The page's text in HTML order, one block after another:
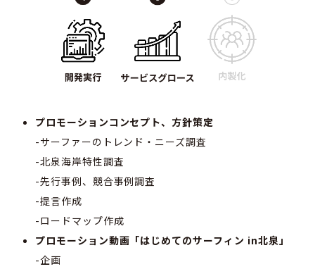
プロモーションコンセプト、方針策定
-サーファーのトレンド・ニーズ調査
-北泉海岸特性調査
-先行事例、競合事例調査
-提言作成
-ロードマップ作成
プロモーション動画「はじめてのサーフィン in北泉」
-企画